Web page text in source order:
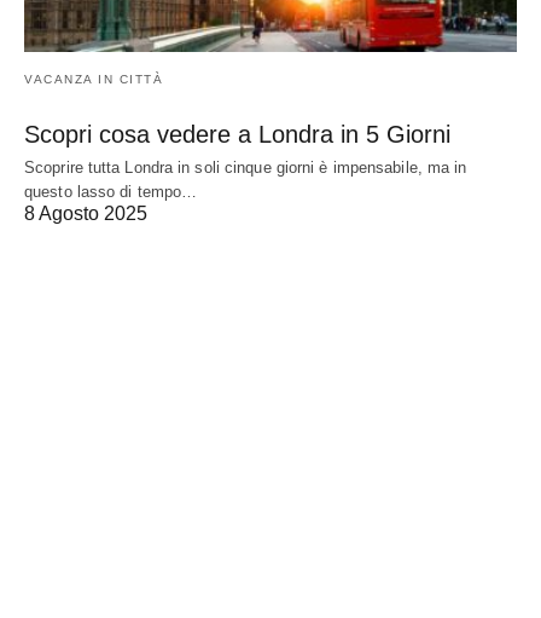
VACANZA IN CITTÀ
Scopri cosa vedere a Londra in 5 Giorni
Scoprire tutta Londra in soli cinque giorni è impensabile, ma in
questo lasso di tempo…
8 Agosto 2025